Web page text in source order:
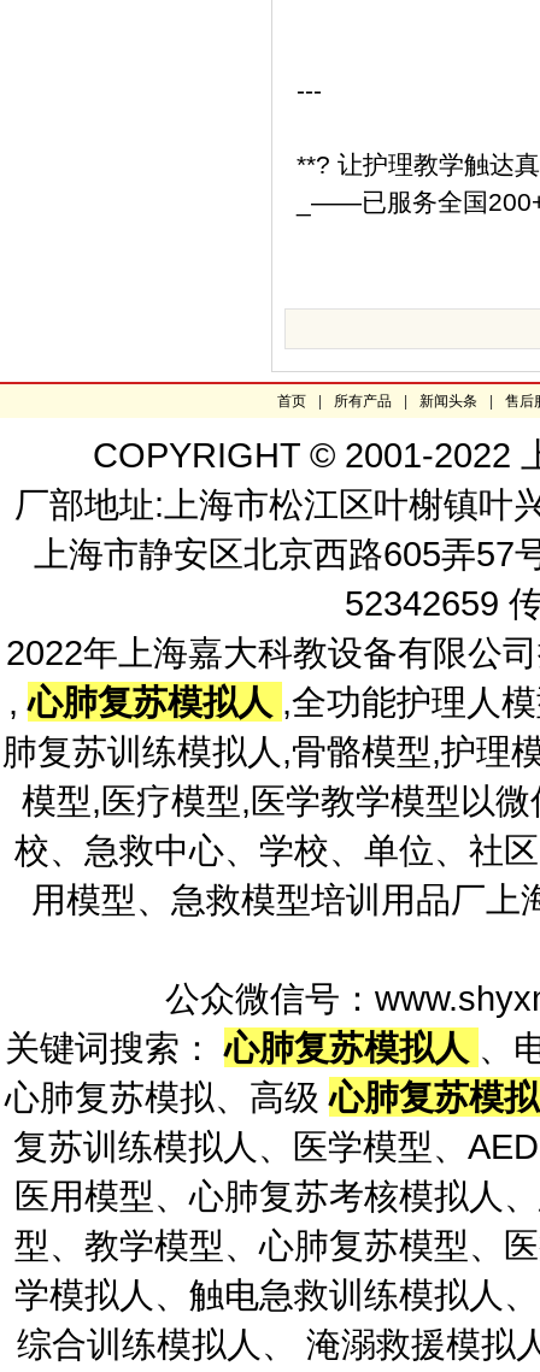
---
**? 让护理教学触达
_——已服务全国
首页 所有产品 新闻头条 售后
COPYRIGHT © 2001-2022
厂部地址:上海市松江区叶榭镇叶
上海市静安区北京西路605弄
52342659
2022年上海嘉大科教设备有限公
,心肺复苏模拟人 ,全功能护理人
肺复苏训练模拟人,骨骼模型,护理
模型,医疗模型,医学教学模型以
校、急救中心、学校、单位、社
用模型、急救模型培训用品厂
公众微信号：
关键词搜索：心肺复苏模拟人 、
心肺复苏模拟、高级心肺复苏模
复苏训练模拟人、医学模型、
医用模型、心肺复苏考核模拟人
型、教学模型、心肺复苏模型、
学模拟人、触电急救训练模拟人
综合训练模拟人、 淹溺救援模拟